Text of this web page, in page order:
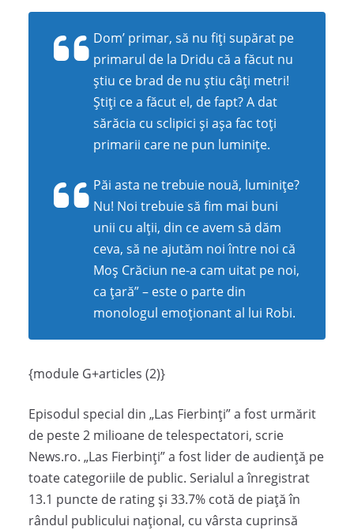
Dom’ primar, să nu fiţi supărat pe
primarul de la Dridu că a făcut nu
ştiu ce brad de nu ştiu câţi metri!
Ştiţi ce a făcut el, de fapt? A dat
sărăcia cu sclipici şi aşa fac toţi
primarii care ne pun luminiţe.
Păi asta ne trebuie nouă, luminiţe?
Nu! Noi trebuie să fim mai buni
unii cu alţii, din ce avem să dăm
ceva, să ne ajutăm noi între noi că
Moş Crăciun ne-a cam uitat pe noi,
ca ţară” – este o parte din
monologul emoționant al lui Robi.
{module G+articles (2)}
Episodul special din „Las Fierbinţi” a fost urmărit
de peste 2 milioane de telespectatori, scrie
News.ro. „Las Fierbinţi” a fost lider de audienţă pe
toate categoriile de public. Serialul a înregistrat
13.1 puncte de rating şi 33.7% cotă de piaţă în
rândul publicului naţional, cu vârsta cuprinsă